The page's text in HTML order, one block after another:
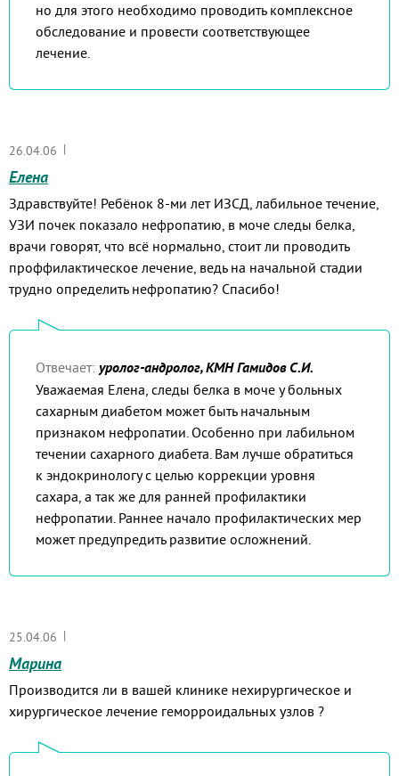
но для этого необходимо проводить комплексное
обследование и провести соответствующее
лечение.
26.04.06 |
Елена
Здравствуйте! Ребёнок 8-ми лет ИЗСД, лабильное течение,
УЗИ почек показало нефропатию, в моче следы белка,
врачи говорят, что всё нормально, стоит ли проводить
проффилактическое лечение, ведь на начальной стадии
трудно определить нефропатию? Спасибо!
Отвечает: уролог-андролог, КМН Гамидов С.И.
Уважаемая Елена, следы белка в моче у больных
сахарным диабетом может быть начальным
признаком нефропатии. Особенно при лабильном
течении сахарного диабета. Вам лучше обратиться
к эндокринологу с целью коррекции уровня
сахара, а так же для ранней профилактики
нефропатии. Раннее начало профилактических мер
может предупредить развитие осложнений.
25.04.06 |
Марина
Производится ли в вашей клинике нехирургическое и
хирургическое лечение геморроидальных узлов ?